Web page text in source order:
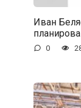
Иван
0